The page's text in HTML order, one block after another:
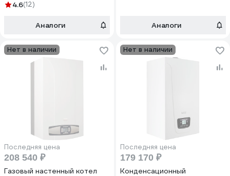
4.6(12)
Аналоги Аналоги
Нет в наличии
Последняя цена
208 540 ₽
Газовый настенный котел
Нет в наличии
Последняя цена
179 170 ₽
Конденсационный